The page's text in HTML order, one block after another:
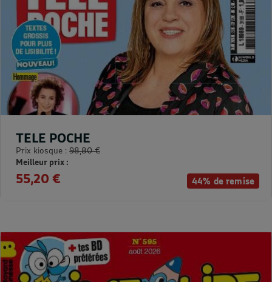
44% de remise
TELE POCHE
Prix kiosque : 98,80 €
Meilleur prix :
55,20 €